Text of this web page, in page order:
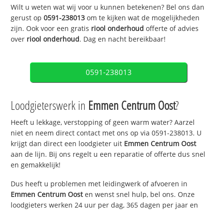
Wilt u weten wat wij voor u kunnen betekenen? Bel ons dan
gerust op0591-238013 om te kijken wat de mogelijkheden
zijn. Ook voor een gratis riool onderhoud offerte of advies
over riool onderhoud. Dag en nacht bereikbaar!
0591-238013
Loodgieterswerk in Emmen Centrum Oost?
Heeft u lekkage, verstopping of geen warm water? Aarzel
niet en neem direct contact met ons op via 0591-238013. U
krijgt dan direct een loodgieter uit Emmen Centrum Oost
aan de lijn. Bij ons regelt u een reparatie of offerte dus snel
en gemakkelijk!
Dus heeft u problemen met leidingwerk of afvoeren in
Emmen Centrum Oosten wenst snel hulp, bel ons. Onze
loodgieters werken 24 uur per dag, 365 dagen per jaar en